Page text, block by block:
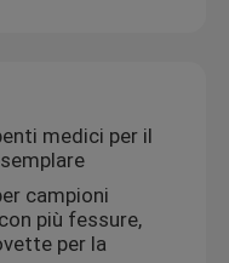
medici per il
campioni
più fessure,
per la